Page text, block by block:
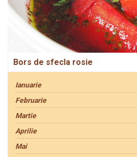
Bors de sfecla rosie
Ianuarie
Februarie
Martie
Aprilie
Mai